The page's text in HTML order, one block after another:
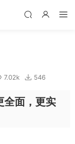
7.02k 546
全面，更实